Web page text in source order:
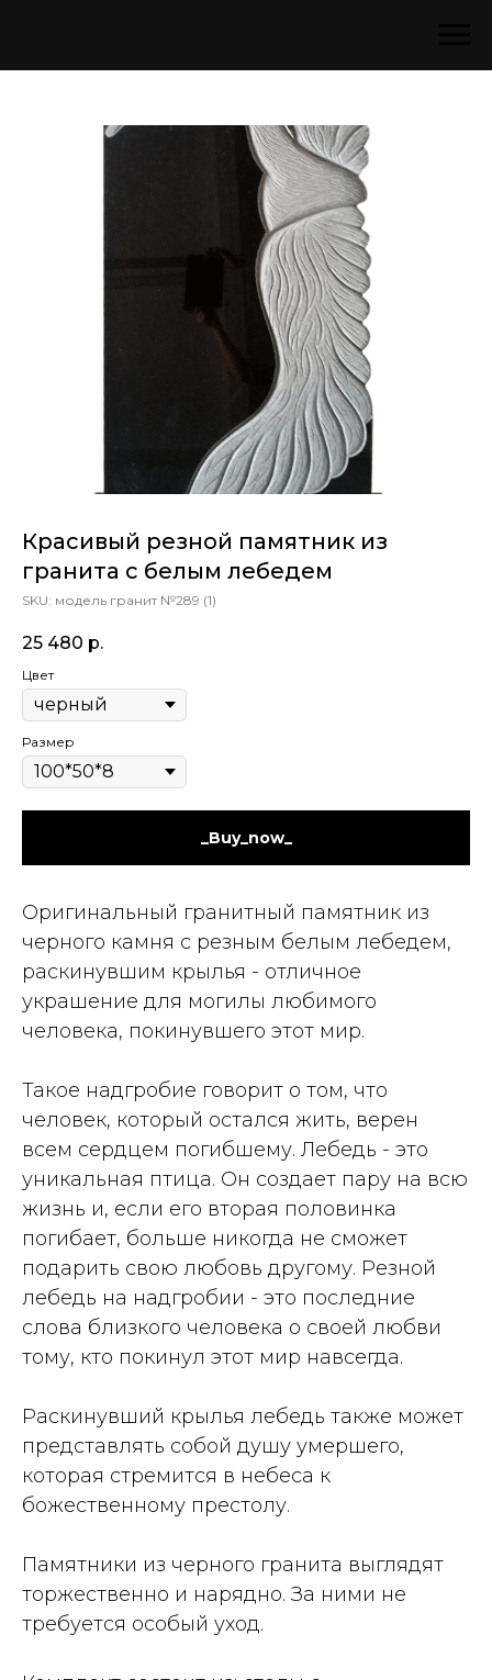
Красивый резной памятник из
гранита с белым лебедем
SKU: модель гранит №289 (1)
25 480 р.
Цвет
Размер
_Buy_now_
Оригинальный гранитный памятник из
черного камня с резным белым лебедем,
раскинувшим крылья - отличное
украшение для могилы любимого
человека, покинувшего этот мир.
Такое надгробие говорит о том, что
человек, который остался жить, верен
всем сердцем погибшему. Лебедь - это
уникальная птица. Он создает пару на всю
жизнь и, если его вторая половинка
погибает, больше никогда не сможет
подарить свою любовь другому. Резной
лебедь на надгробии - это последние
слова близкого человека о своей любви
тому, кто покинул этот мир навсегда.
Раскинувший крылья лебедь также может
представлять собой душу умершего,
которая стремится в небеса к
божественному престолу.
Памятники из черного гранита выглядят
торжественно и нарядно. За ними не
требуется особый уход.